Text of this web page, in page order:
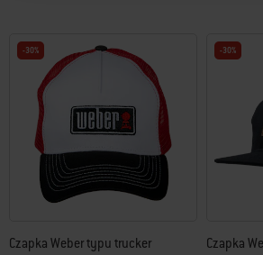
-30%
Czapka Weber typu trucker
-30%
Czapka